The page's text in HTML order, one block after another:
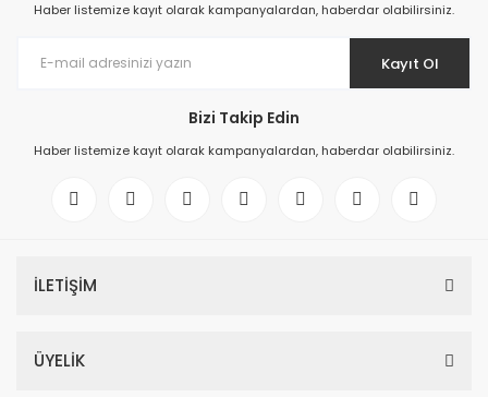
Haber listemize kayıt olarak kampanyalardan, haberdar olabilirsiniz.
Kayıt Ol
Bizi Takip Edin
Haber listemize kayıt olarak kampanyalardan, haberdar olabilirsiniz.
İLETİŞİM
ÜYELİK